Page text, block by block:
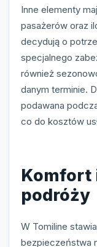
Inne elementy
pasażerów oraz
decydują o
specjalnego
również
danym terminie.
podawana
co do kosztów
Komfort
podróży
W Tomiline
bezpieczeństwa